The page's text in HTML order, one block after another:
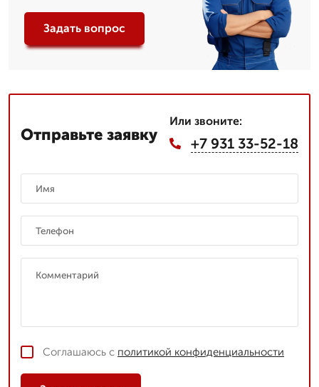
Задать вопрос
Отправьте заявку
Или звоните:
+7 931 33-52-18
Соглашаюсь с политикой конфиденциальности